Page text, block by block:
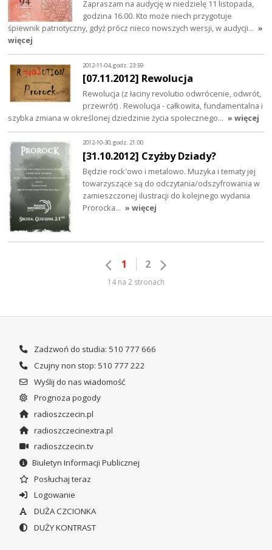
Zapraszam na audycję w niedzielę 11 listopada,
godzina 16.00. Kto może niech przygotuje
śpiewnik patriotyczny, gdyż prócz nieco nowszych wersji, w audycji… »
więcej
2012-11-04, godz. 23:59
[07.11.2012] Rewolucja
Rewolucja (z łaciny revolutio odwrócenie, odwrót,
przewrót) . Rewolucja - całkowita, fundamentalna i
szybka zmiana w określonej dziedzinie życia społecznego… » więcej
2012-10-30, godz. 21:00
[31.10.2012] Czyżby Dziady?
Będzie rock'owo i metalowo. Muzyka i tematy jej
towarzyszące są do odczytania/odszyfrowania w
zamieszczonej ilustracji do kolejnego wydania
Prorocka... » więcej
1 2
14 na 2 stronach
Zadzwoń do studia: 510 777 666
Czujny non stop: 510 777 222
Wyślij do nas wiadomość
Prognoza pogody
radioszczecin.pl
radioszczecinextra.pl
radioszczecin.tv
Biuletyn Informacji Publicznej
Posłuchaj teraz
Logowanie
DUŻA CZCIONKA
DUŻY KONTRAST